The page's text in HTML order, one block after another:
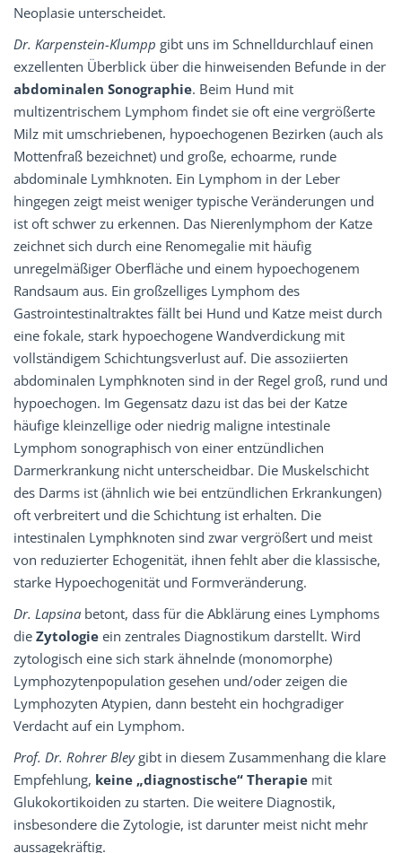
Neoplasie unterscheidet.
Dr. Karpenstein-­Klumpp gibt uns im Schnelldurchlauf einen
exzellenten Überblick über die hinweisenden Befunde in der
abdominalen Sonographie. Beim Hund mit
multizentrischem Lymphom findet sie oft eine vergrößerte
Milz mit umschriebenen, hypoechogenen Bezirken (auch als
Mottenfraß bezeichnet) und große, echoarme, runde
abdominale Lymhknoten. Ein Lymphom in der Leber
hingegen zeigt meist weniger typische Veränderungen und
ist oft schwer zu erkennen. Das Nierenlymphom der Katze
zeichnet sich durch eine Renomegalie mit häufig
unregelmäßiger Oberfläche und einem hypoechogenem
Randsaum aus. Ein großzelliges Lymphom des
Gastrointestinaltraktes fällt bei Hund und Katze meist durch
eine fokale, stark hypoechogene Wandverdickung mit
vollständigem Schichtungsverlust auf. Die assoziierten
abdominalen Lymphknoten sind in der Regel groß, rund und
hypoechogen. Im Gegensatz dazu ist das bei der Katze
häufige kleinzellige oder niedrig maligne intestinale
Lymphom sonographisch von einer entzündlichen
Darmerkrankung nicht unterscheidbar. Die Muskelschicht
des Darms ist (ähnlich wie bei entzündlichen Erkrankungen)
oft verbreitert und die Schichtung ist erhalten. Die
intestinalen Lymphknoten sind zwar vergrößert und meist
von reduzierter Echogenität, ihnen fehlt aber die klassische,
starke Hypoechogenität und Formveränderung.
Dr. Lapsina betont, dass für die Abklärung eines Lymphoms
die Zytologie ein zentrales Diagnostikum darstellt. Wird
zytologisch eine sich stark ähnelnde (monomorphe)
Lymphozytenpopulation gesehen und/oder zeigen die
Lymphozyten Atypien, dann besteht ein hochgradiger
Verdacht auf ein Lymphom.
Prof. Dr. Rohrer Bley gibt in diesem Zusammenhang die klare
Empfehlung, keine „diagnostische“ Therapie mit
Glukokortikoiden zu starten. Die weitere Diagnostik,
insbesondere die Zytologie, ist darunter meist nicht mehr
aussagekräftig.